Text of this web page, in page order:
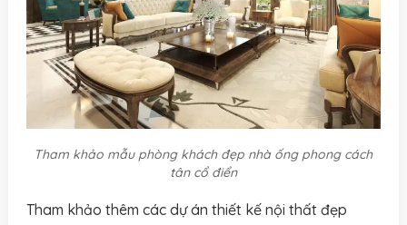
Tham khảo mẫu phòng khách đẹp nhà ống phong cách
tân cổ điển
Tham khảo thêm các dự án thiết kế nội thất đẹp